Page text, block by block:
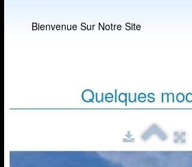
Bienvenue Sur Notre Site
Nos activités▼
Quelques